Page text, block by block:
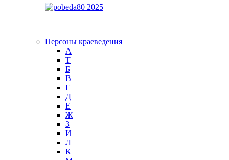
Персоны краеведения
А
T
Б
В
Г
Д
Е
Ж
З
И
Л
К